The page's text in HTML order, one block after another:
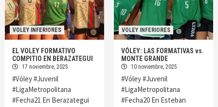
VOLEY INFERIORES
EL VOLEY FORMATIVO
COMPITIO EN BERAZATEGUI
17 noviembre, 2025
#Vóley #Juvenil
#LigaMetropolitana
#Fecha21 En Berazategui
VOLEY INFERIORES
VÓLEY: LAS FORMATIVAS vs.
MONTE GRANDE
10 noviembre, 2025
#Vóley #Juvenil
#LigaMetropolitana
#Fecha20 En Esteban